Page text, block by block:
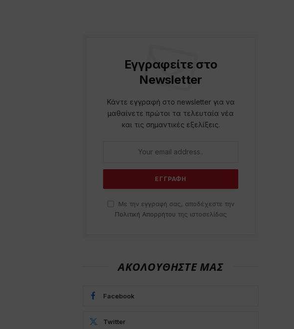
Εγγραφείτε στο
Newsletter
Κάντε εγγραφή στο newsletter για να
μαθαίνετε πρώτοι τα τελευταία νέα
και τις σημαντικές εξελίξεις.
Με την εγγραφή σας, αποδέχεστε την
Πολιτική Απορρήτου της ιστοσελίδας
ΑΚΟΛΟΥΘΗΣΤΕ ΜΑΣ
Facebook
Twitter